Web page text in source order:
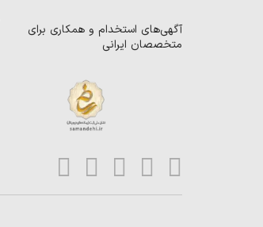
آگهی‌های استخدام و همکاری برای
متخصصان ایرانی